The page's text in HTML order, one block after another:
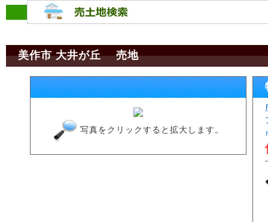
美作市 大井が丘 売地
写真をクリックすると拡大します。